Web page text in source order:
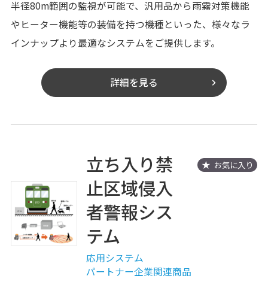
半径80m範囲の監視が可能で、汎用品から雨霧対策機能
やヒーター機能等の装備を持つ機種といった、様々なラ
インナップより最適なシステムをご提供します。
詳細を見る
お気に入り
立ち入り禁
止区域侵入
者警報シス
テム
応用システム
パートナー企業関連商品